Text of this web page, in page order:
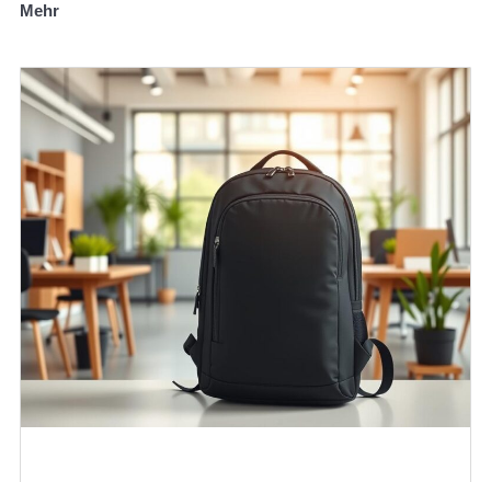
Mehr